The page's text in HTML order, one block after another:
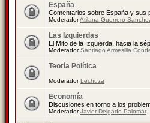
España
Comentarios sobre España y sus
ModeradorAtilana Guerrero
Las Izquierdas
El Mito de la Izquierda, hacia la
ModeradorSantiago Armesilla
Teoría Política
ModeradorLechuza
Economía
Discusiones en torno a los
ModeradorJavier Delgado Palomar